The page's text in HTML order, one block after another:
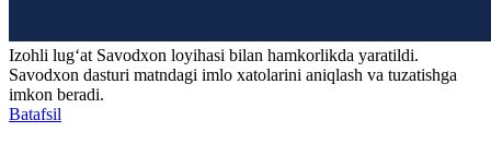
Izohli lugʻat Savodxon loyihasi bilan hamkorlikda yaratildi.
Savodxon dasturi matndagi imlo xatolarini aniqlash va tuzatishga
imkon beradi.
Batafsil